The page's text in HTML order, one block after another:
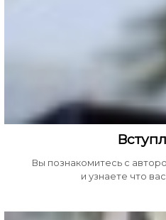
Вы познакомитесь с
и узнаете что